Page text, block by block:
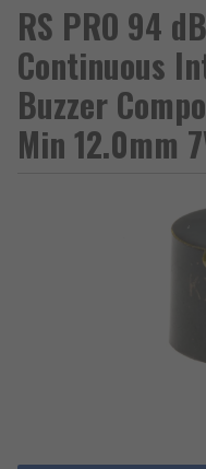
RS PRO 94
Continuous
Buzzer
Min 12.0mm